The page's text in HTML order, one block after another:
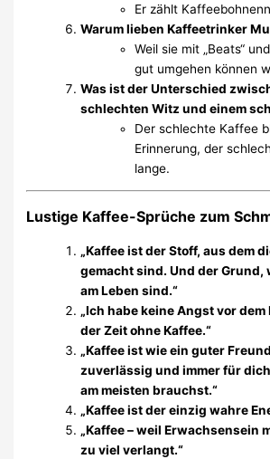
Er zählt
Warum lieben Kaffeetrinker
Weil sie mit „Beats“
gut umgehen können
Was ist der Unterschied
schlechten Witz und einem
Der schlechte Kaffee
Erinnerung, der
lange.
Lustige Kaffee-Sprüche zum
„Kaffee ist der Stoff, aus dem
gemacht sind. Und der Grund,
am Leben sind.“
„Ich habe keine Angst vor dem
der Zeit ohne Kaffee.“
„Kaffee ist wie ein guter
zuverlässig und immer für
am meisten brauchst.“
„Kaffee ist der einzig wahre
„Kaffee – weil Erwachsensein
zu viel verlangt.“